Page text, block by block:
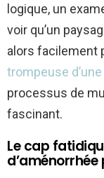
logique, un
voir qu’un
alors facilement
trompeuse
processus de
fascinant.
Le cap